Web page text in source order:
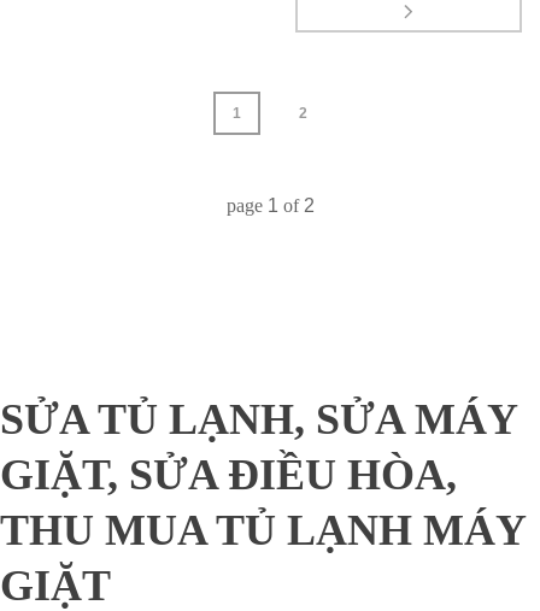
1 2
page 1 of 2
SỬA TỦ LẠNH, SỬA MÁY
GIẶT, SỬA ĐIỀU HÒA,
THU MUA TỦ LẠNH MÁY
GIẶT